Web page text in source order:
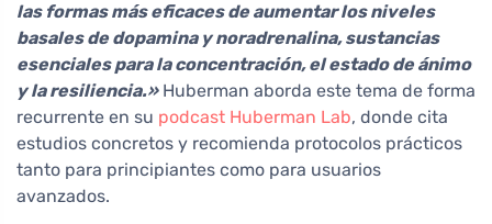
las formas más eficaces de aumentar los niveles
basales de dopamina y noradrenalina, sustancias
esenciales para la concentración, el estado de ánimo
y la resiliencia.»Huberman aborda este tema de forma
recurrente en su podcast Huberman Lab, donde cita
estudios concretos y recomienda protocolos prácticos
tanto para principiantes como para usuarios
avanzados.